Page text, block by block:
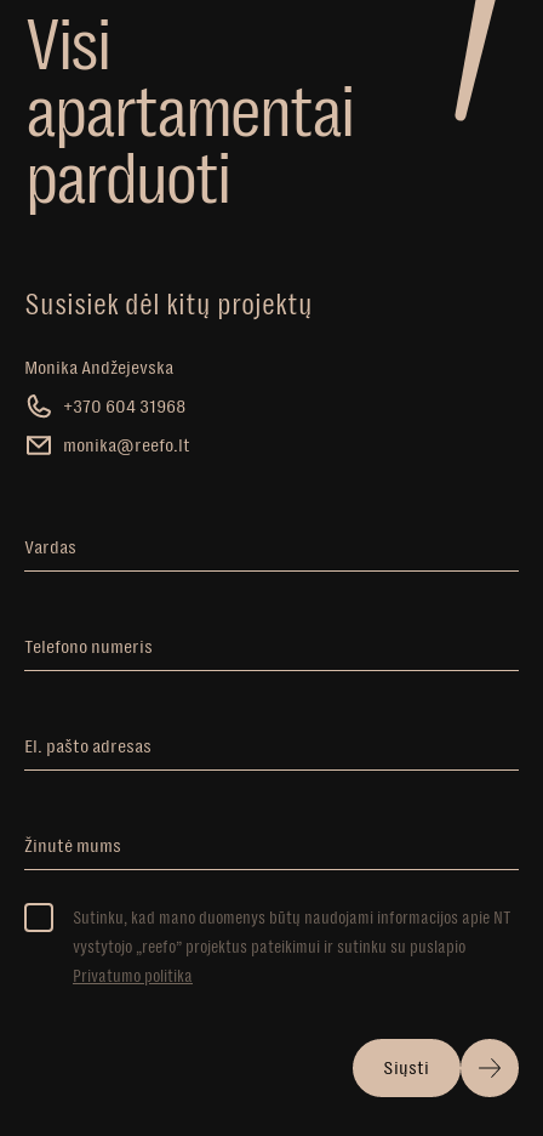
Visi
apartamentai
parduoti
Susisiek dėl kitų projektų
Monika Andžejevska
+370 604 31968
monika@reefo.lt
Vardas
Telefono numeris
El. pašto adresas
Žinutė mums
Sutinku, kad mano duomenys būtų naudojami informacijos apie NT
vystytojo „reefo” projektus pateikimui ir sutinku su puslapio
Privatumo politika
Siųsti